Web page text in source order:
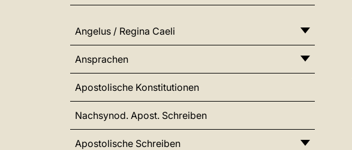
Angelus / Regina Caeli
Ansprachen
Apostolische Konstitutionen
Nachsynod. Apost. Schreiben
Apostolische Schreiben